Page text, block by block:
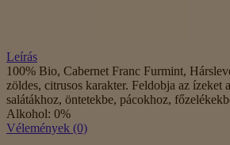
Leírás
100% Bio, Cabernet Franc Furmint,
zöldes, citrusos karakter. Feldobja az ízeket
salátákhoz, öntetekbe, pácokhoz,
Alkohol: 0%
Vélemények (0)